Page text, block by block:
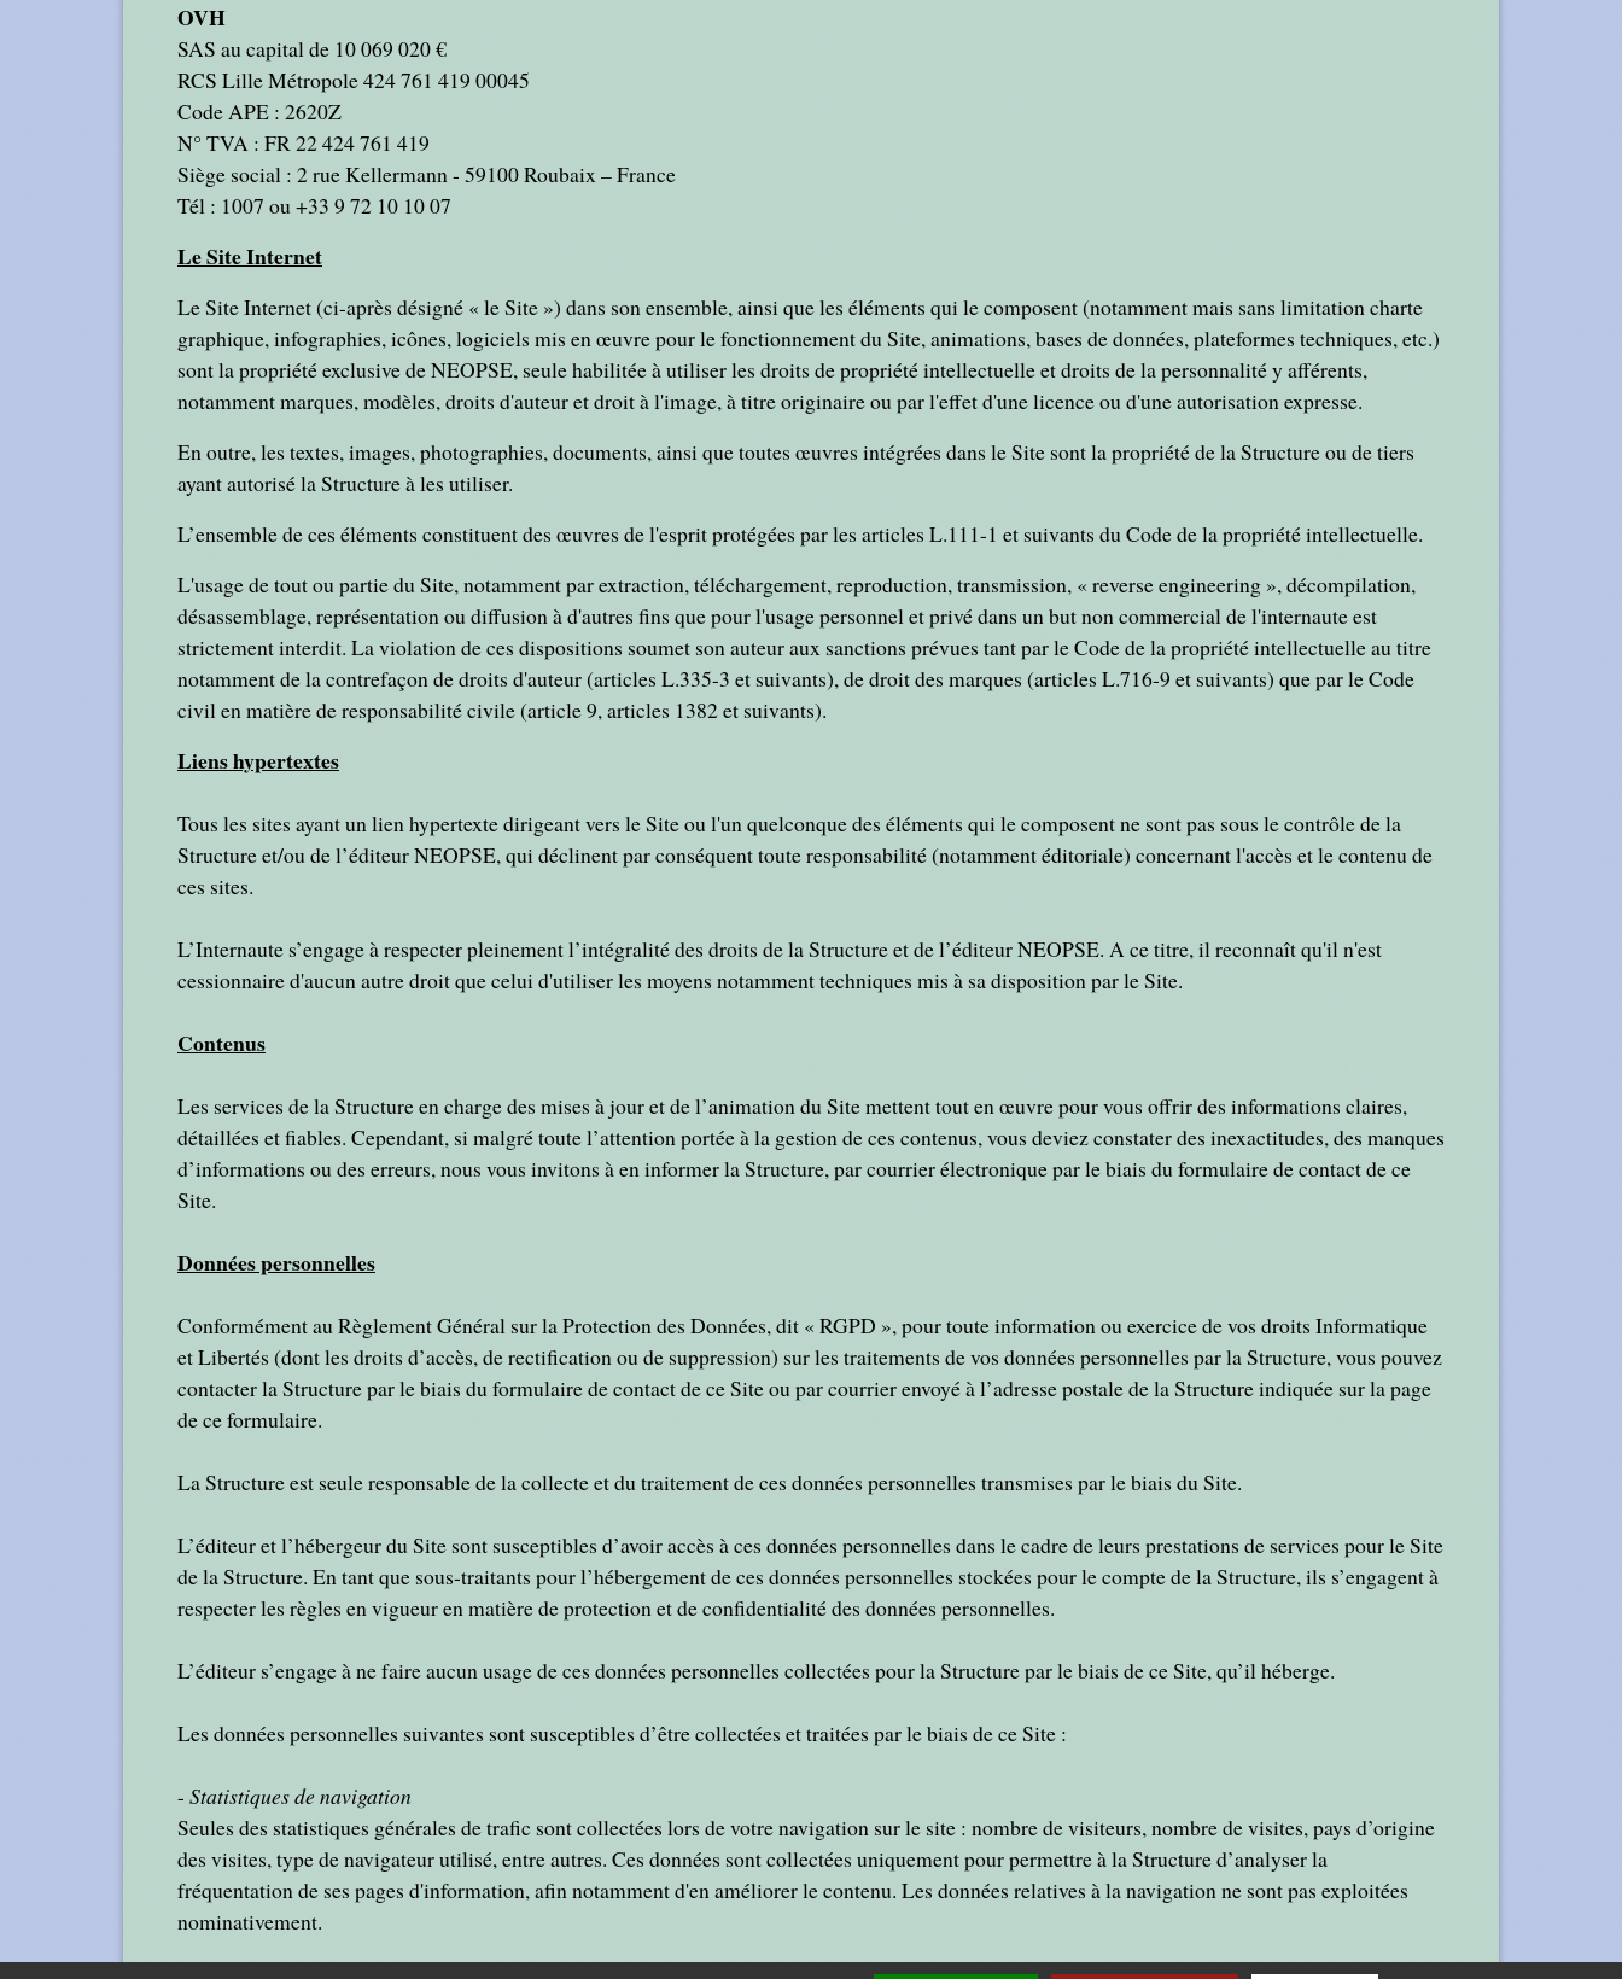
OVH
SAS au capital de 10 069 020 €
RCS Lille Métropole 424 761 419 00045
Code APE : 2620Z
N° TVA : FR 22 424 761 419
Siège social : 2 rue Kellermann - 59100 Roubaix – France
Tél : 1007 ou +33 9 72 10 10 07
Le Site Internet
Le Site Internet (ci-après désigné « le Site ») dans son ensemble, ainsi que les éléments qui le composent (notamment mais sans limitation charte
graphique, infographies, icônes, logiciels mis en œuvre pour le fonctionnement du Site, animations, bases de données, plateformes techniques, etc.)
sont la propriété exclusive de NEOPSE, seule habilitée à utiliser les droits de propriété intellectuelle et droits de la personnalité y afférents,
notamment marques, modèles, droits d'auteur et droit à l'image, à titre originaire ou par l'effet d'une licence ou d'une autorisation expresse.
En outre, les textes, images, photographies, documents, ainsi que toutes œuvres intégrées dans le Site sont la propriété de la Structure ou de tiers
ayant autorisé la Structure à les utiliser.
L’ensemble de ces éléments constituent des œuvres de l'esprit protégées par les articles L.111-1 et suivants du Code de la propriété intellectuelle.
L'usage de tout ou partie du Site, notamment par extraction, téléchargement, reproduction, transmission, « reverse engineering », décompilation,
désassemblage, représentation ou diffusion à d'autres fins que pour l'usage personnel et privé dans un but non commercial de l'internaute est
strictement interdit. La violation de ces dispositions soumet son auteur aux sanctions prévues tant par le Code de la propriété intellectuelle au titre
notamment de la contrefaçon de droits d'auteur (articles L.335-3 et suivants), de droit des marques (articles L.716-9 et suivants) que par le Code
civil en matière de responsabilité civile (article 9, articles 1382 et suivants).
Liens hypertextes
Tous les sites ayant un lien hypertexte dirigeant vers le Site ou l'un quelconque des éléments qui le composent ne sont pas sous le contrôle de la
Structure et/ou de l’éditeur NEOPSE, qui déclinent par conséquent toute responsabilité (notamment éditoriale) concernant l'accès et le contenu de
ces sites.
L’Internaute s’engage à respecter pleinement l’intégralité des droits de la Structure et de l’éditeur NEOPSE. A ce titre, il reconnaît qu'il n'est
cessionnaire d'aucun autre droit que celui d'utiliser les moyens notamment techniques mis à sa disposition par le Site.
Contenus
Les services de la Structure en charge des mises à jour et de l’animation du Site mettent tout en œuvre pour vous offrir des informations claires,
détaillées et fiables. Cependant, si malgré toute l’attention portée à la gestion de ces contenus, vous deviez constater des inexactitudes, des manques
d’informations ou des erreurs, nous vous invitons à en informer la Structure, par courrier électronique par le biais du formulaire de contact de ce
Site.
Données personnelles
Conformément au Règlement Général sur la Protection des Données, dit « RGPD », pour toute information ou exercice de vos droits Informatique
et Libertés (dont les droits d’accès, de rectification ou de suppression) sur les traitements de vos données personnelles par la Structure, vous pouvez
contacter la Structure par le biais du formulaire de contact de ce Site ou par courrier envoyé à l’adresse postale de la Structure indiquée sur la page
de ce formulaire.
La Structure est seule responsable de la collecte et du traitement de ces données personnelles transmises par le biais du Site.
L’éditeur et l’hébergeur du Site sont susceptibles d’avoir accès à ces données personnelles dans le cadre de leurs prestations de services pour le Site
de la Structure. En tant que sous-traitants pour l’hébergement de ces données personnelles stockées pour le compte de la Structure, ils s’engagent à
respecter les règles en vigueur en matière de protection et de confidentialité des données personnelles.
L’éditeur s’engage à ne faire aucun usage de ces données personnelles collectées pour la Structure par le biais de ce Site, qu’il héberge.
Les données personnelles suivantes sont susceptibles d’être collectées et traitées par le biais de ce Site :
- Statistiques de navigation
Seules des statistiques générales de trafic sont collectées lors de votre navigation sur le site : nombre de visiteurs, nombre de visites, pays d’origine
des visites, type de navigateur utilisé, entre autres. Ces données sont collectées uniquement pour permettre à la Structure d’analyser la
fréquentation de ses pages d'information, afin notamment d'en améliorer le contenu. Les données relatives à la navigation ne sont pas exploitées
nominativement.